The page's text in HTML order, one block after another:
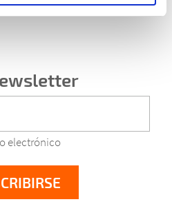
electrónico